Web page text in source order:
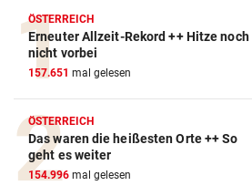
ÖSTERREICH
Erneuter Allzeit-Rekord ++ Hitze noch
nicht vorbei
157.651 mal gelesen
ÖSTERREICH
Das waren die heißesten Orte ++ So
geht es weiter
154.996 mal gelesen